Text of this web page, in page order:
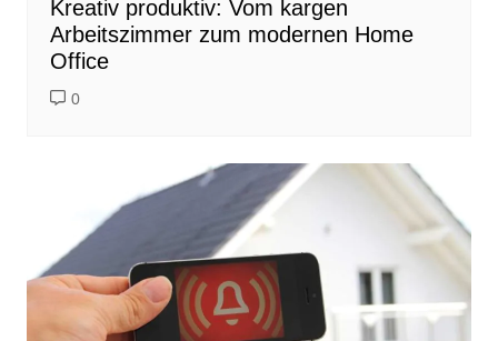
Kreativ produktiv: Vom kargen
Arbeitszimmer zum modernen Home
Office
0